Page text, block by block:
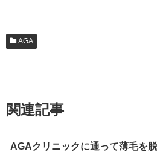
AGA
関連記事
AGAクリニックに通って薄毛を